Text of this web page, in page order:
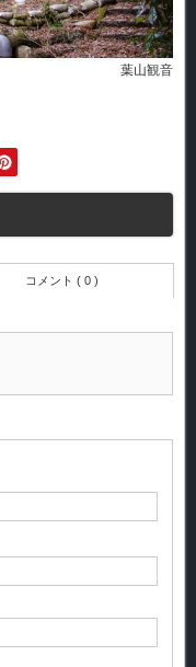
葉山観音
コメント ( 0 )